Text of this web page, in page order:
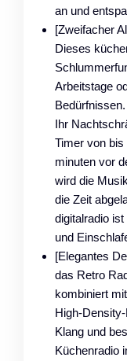
an und
[Zweifacher
Dieses
Arbeitstage
Ihr
Timer von
minuten vor
wird die
die Zeit
digitalradio
und
[Elegantes
das Retro
kombiniert
High-
Klang und
Küchenradio